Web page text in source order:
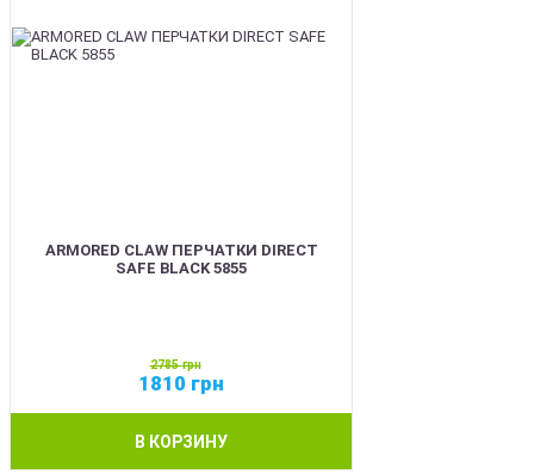
ARMORED CLAW ПЕРЧАТКИ DIRECT
SAFE BLACK 5855
2785грн
1810 грн
В КОРЗИНУ